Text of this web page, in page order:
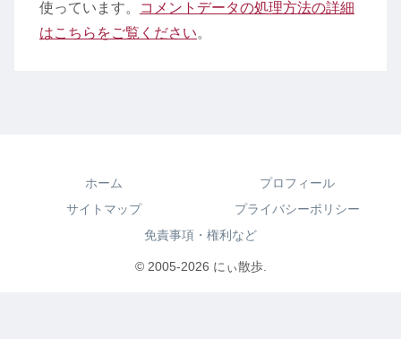
使っています。
コメントデータの処理方法の詳細
はこちらをご覧ください。
ホーム
プロフィール
サイトマップ
プライバシーポリシー
免責事項・権利など
© 2005-2026 にぃ散歩.